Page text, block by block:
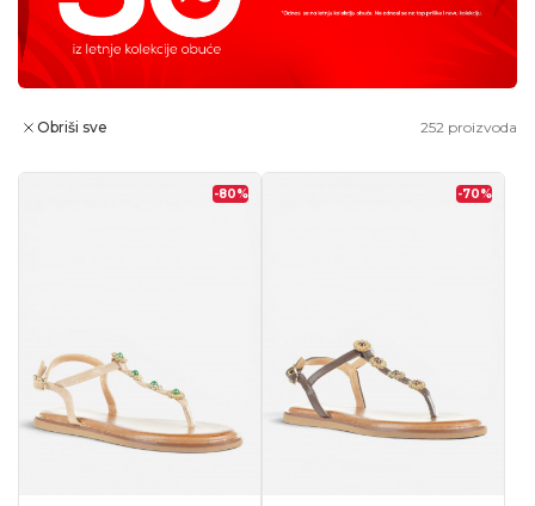
252 proizvoda
Obriši sve
-80% -70%